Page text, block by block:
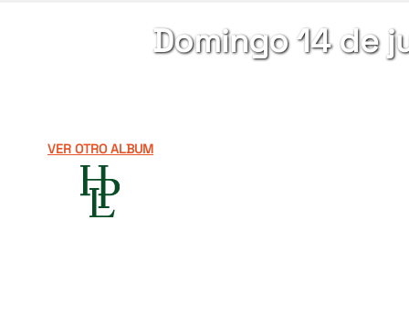
Domingo 14 de
VER OTRO ALBUM